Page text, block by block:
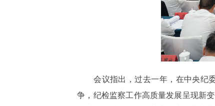
会议指出，过去一年，在中央纪委
争，纪检监察工作高质量发展呈现新